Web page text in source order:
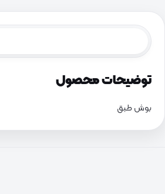
توضیحات محصول
بوش طبق